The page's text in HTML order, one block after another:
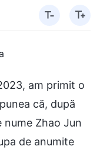
am primit o
că, după
nume Zhao Jun
de anumite